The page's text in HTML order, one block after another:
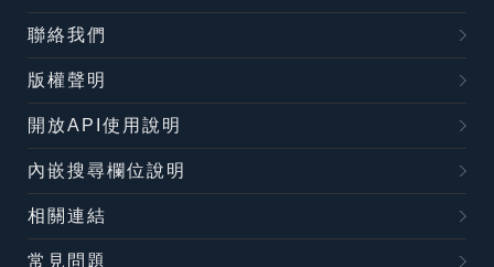
聯絡我們
版權聲明
開放API使用說明
內嵌搜尋欄位說明
相關連結
常見問題